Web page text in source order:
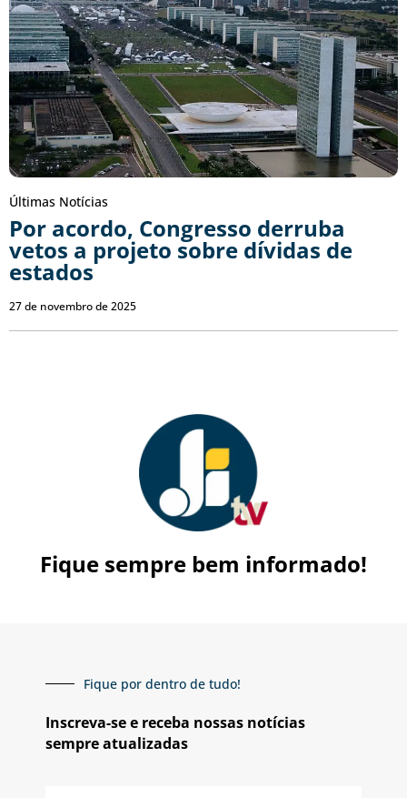
Últimas Notícias
Por acordo, Congresso derruba
vetos a projeto sobre dívidas de
estados
27 de novembro de 2025
Fique sempre bem informado!
Fique por dentro de tudo!
Inscreva-se e receba nossas notícias
sempre atualizadas